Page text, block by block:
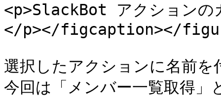
<p>SlackBot アクションの
</p></figcaption></
選択したアクションに名前
今回は「メンバー一覧取得